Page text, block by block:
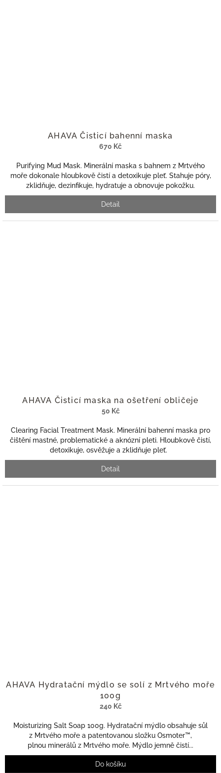
AHAVA Čisticí bahenní maska
670 Kč
Purifying Mud Mask. Minerální maska s bahnem z Mrtvého
moře dokonale hloubkově čistí a detoxikuje pleť. Stahuje póry,
zklidňuje, dezinfikuje, hydratuje a obnovuje pokožku.
Detail
AHAVA Čisticí maska na ošetření obličeje
50 Kč
Clearing Facial Treatment Mask. Minerální bahenní maska pro
čištění mastné, problematické a aknózní pleti. Hloubkově čistí,
detoxikuje, osvěžuje a zklidňuje pleť.
Detail
AHAVA Hydratační mýdlo se solí z Mrtvého moře
100g
240 Kč
Moisturizing Salt Soap 100g. Hydratační mýdlo obsahuje sůl
z Mrtvého moře a patentovanou složku Osmoter™,
plnou minerálů z Mrtvého moře. Mýdlo jemně čistí...
Do košíku